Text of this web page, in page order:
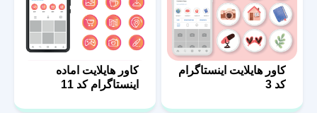
کاور هایلایت اینستاگرام
کد 3
کاور هایلایت اماده
اینستاگرام کد 11